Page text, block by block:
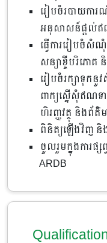
រៀបចំរបាយកា
អនុសាសន៍ផ្តល់ឥ
ធ្វើការរៀបចំ
សន្យាខ្ចីបរិភោគ
រៀបចំ​​រក្សាទុកនូ
ពាក្យ​ស្នើ​សុំ​ឥណទ
ហិរញ្ញវត្ថុ និង​ព័ត៌
ពិនិត្យ​ឡើង​វិញ​ និង
ចូលរួម​ក្នុងការ​ផ្
ARDB